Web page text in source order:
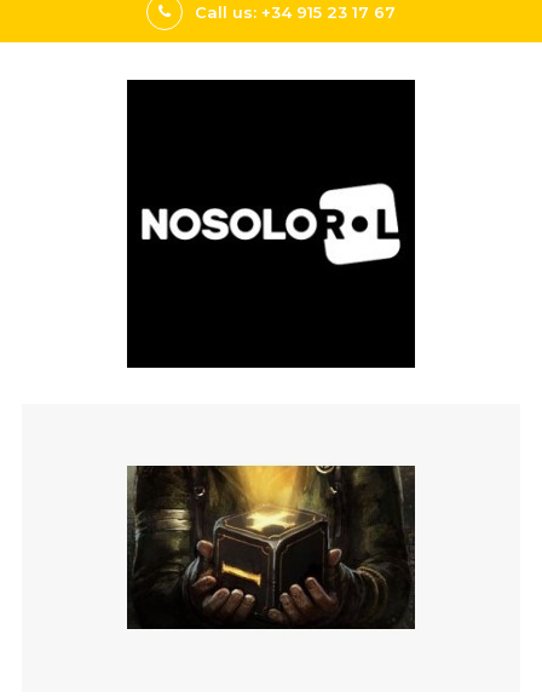
Call us: +34 915 23 17 67